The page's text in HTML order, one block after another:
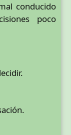
conducido
poco